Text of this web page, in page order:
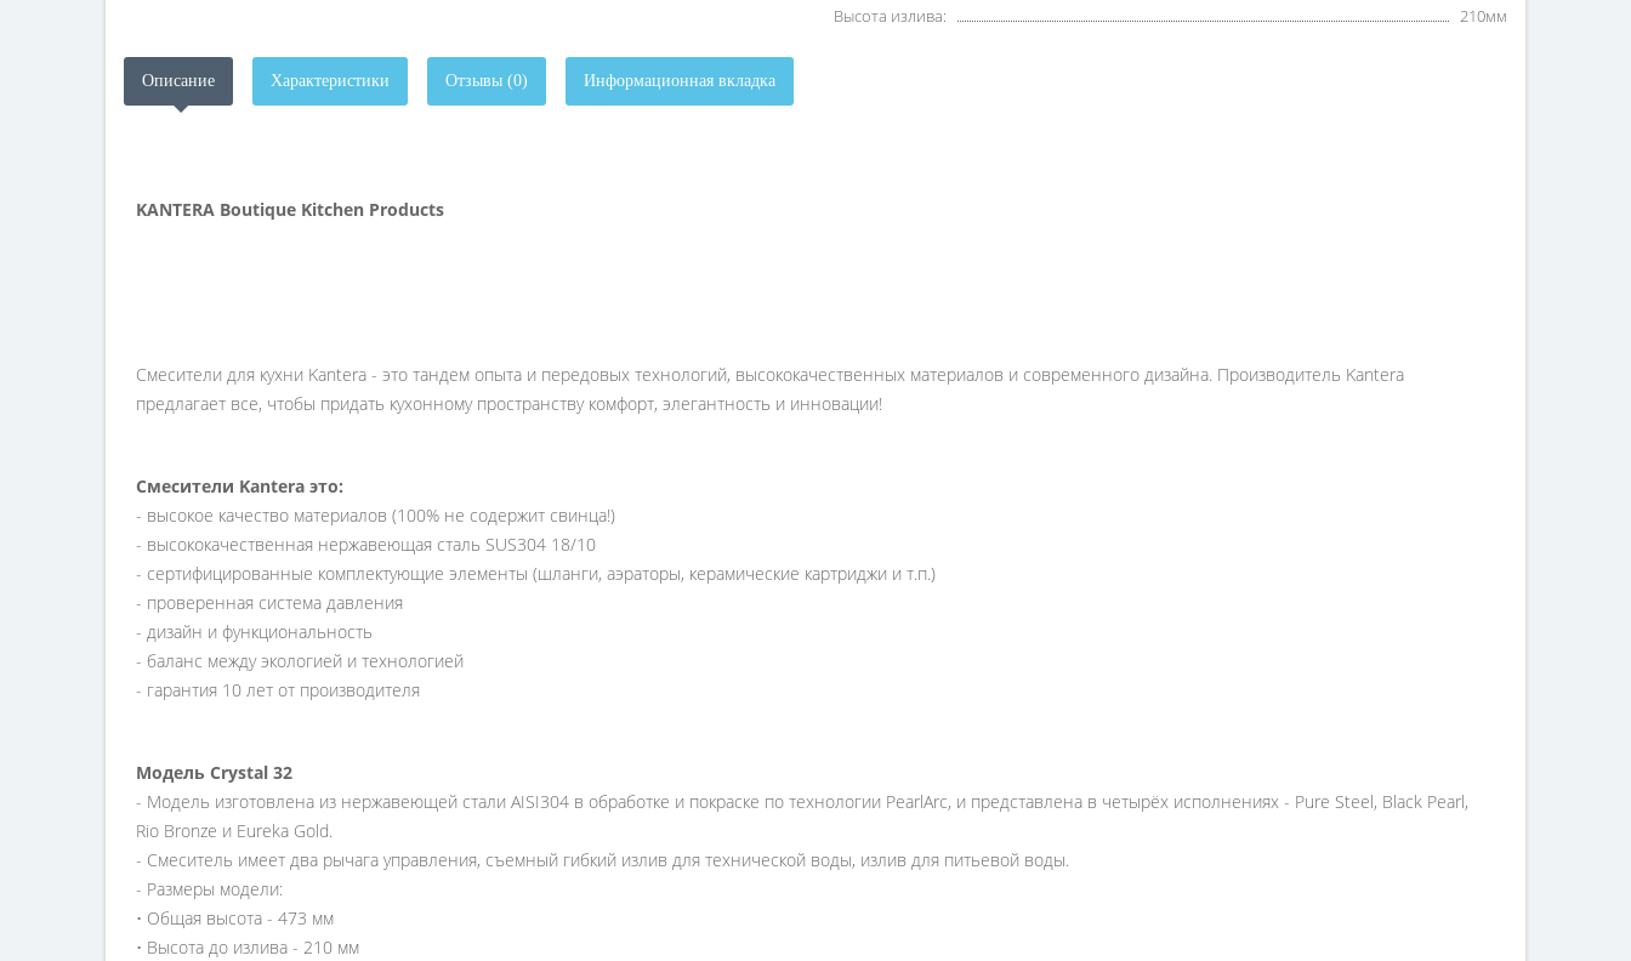
Высота излива:
210мм
Описание Характеристики Отзывы (0) Информационная вкладка
KANTERA Boutique Kitchen Products
Смесители для кухни Kantera - это тандем опыта и передовых технологий, высококачественных материалов и современного дизайна. Производитель Kantera
предлагает все, чтобы придать кухонному пространству комфорт, элегантность и инновации!
Смесители Kantera это:
- высокое качество материалов (100% не содержит свинца!)
- высококачественная нержавеющая сталь SUS304 18/10
- сертифицированные комплектующие элементы (шланги, аэраторы, керамические картриджи и т.п.)
- проверенная система давления
- дизайн и функциональность
- баланс между экологией и технологией
- гарантия 10 лет от производителя
Модель Crystal 32
- Модель изготовлена из нержавеющей стали AISI304 в обработке и покраске по технологии PearlArc, и представлена в четырёх исполнениях - Pure Steel, Black Pearl,
Rio Bronze и Eureka Gold.
- Смеситель имеет два рычага управления, съемный гибкий излив для технической воды, излив для питьевой воды.
- Размеры модели:
• Общая высота - 473 мм
• Высота до излива - 210 мм